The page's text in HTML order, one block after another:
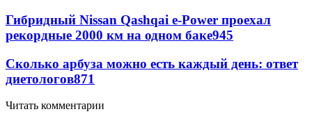
Гибридный Nissan Qashqai e-Power проехал
рекордные 2000 км на одном баке945
Сколько арбуза можно есть каждый день: ответ
диетологов871
Читать комментарии